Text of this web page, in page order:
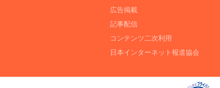
広告掲載
記事配信
コンテンツ二次利用
日本インターネット報道協会